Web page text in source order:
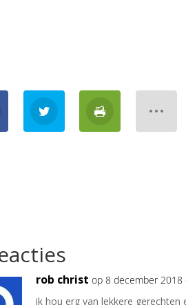
rob christ op 8 december 2018
ik hou erg van lekkere